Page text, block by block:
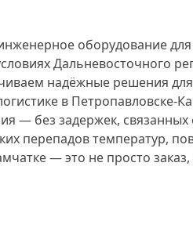
оборудование
Дальневосточного
надёжные решения
в
— без задержек,
перепадов температур,
— это не просто